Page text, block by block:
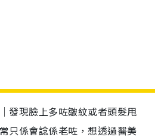
發現臉上多咗皺紋或者頭髮甩
只係會諗係老咗，想透過醫美